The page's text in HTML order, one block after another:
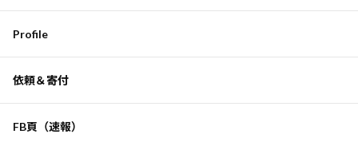
Profile
依頼＆寄付
FB頁（速報）